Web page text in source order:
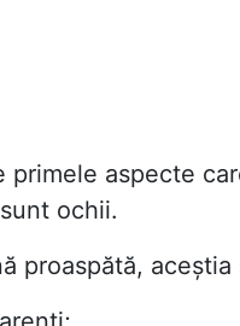
primele aspecte
ochii.
proaspătă, aceștia